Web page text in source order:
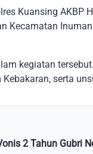
Kuansing AKBP
Kecamatan
kegiatan
Kebakaran, serta
2 Tahun Gubri